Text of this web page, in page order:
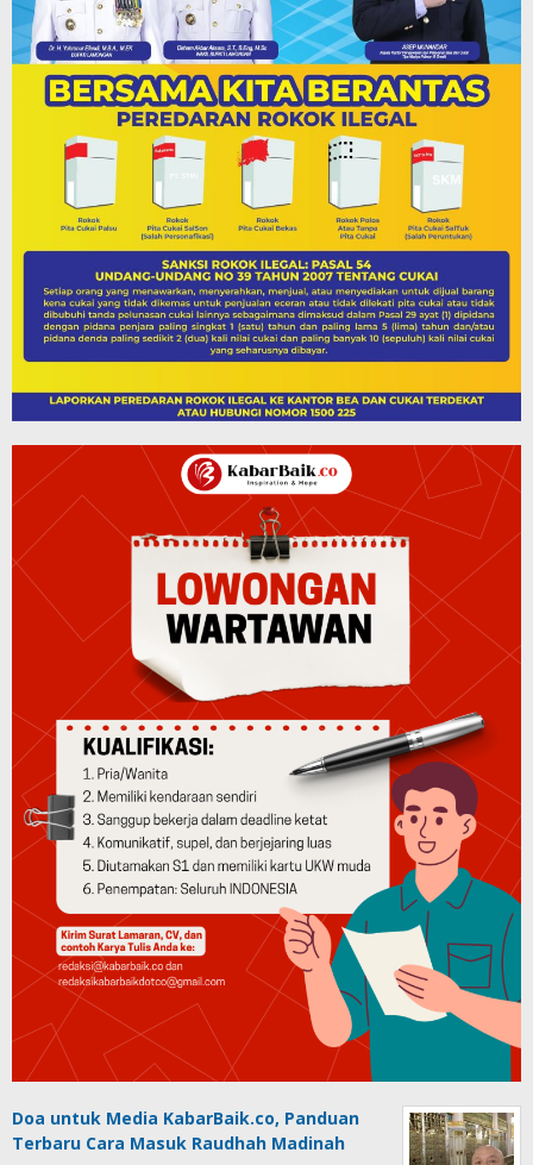
Doa untuk Media KabarBaik.co, Panduan
Terbaru Cara Masuk Raudhah Madinah